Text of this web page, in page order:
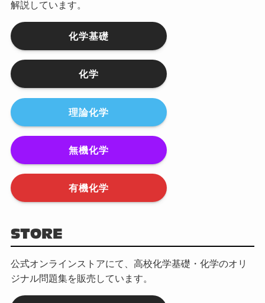
解説しています。
化学基礎
化学
理論化学
無機化学
有機化学
STORE
公式オンラインストアにて、高校化学基礎・化学のオリ
ジナル問題集を販売しています。